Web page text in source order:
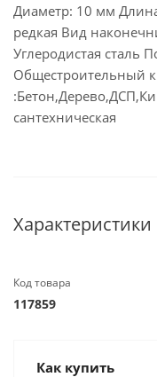
Диаметр: 10 мм
редкая Вид
Углеродистая сталь
Общестроительный
сантехническая
Характеристики
Код товара
117859
Как купить